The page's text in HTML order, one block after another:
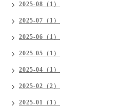
2025-08（1）
2025-07（1）
2025-06（1）
2025-05（1）
2025-04（1）
2025-02（2）
2025-01（1）